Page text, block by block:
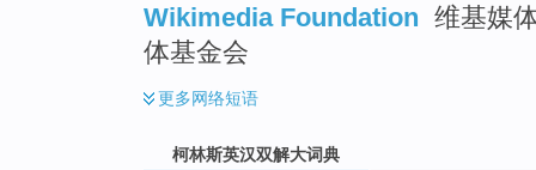
Wikimedia Foundation 维基媒
体基金会
更多网络短语
柯林斯英汉双解大词典